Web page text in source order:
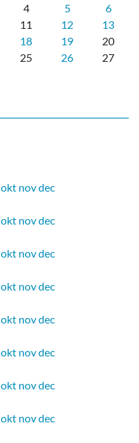
4 5
6
11 12
13
18 19
20
25 26
27
okt novdec
okt novdec
okt novdec
okt novdec
okt novdec
okt novdec
okt novdec
okt novdec